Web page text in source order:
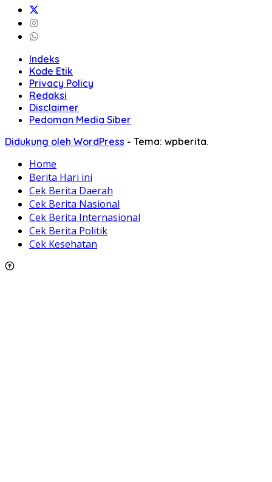
Indeks
Kode Etik
Privacy Policy
Redaksi
Disclaimer
Pedoman Media Siber
Didukung oleh WordPress - Tema: wpberita.
Home
Berita Hari ini
Cek Berita Daerah
Cek Berita Nasional
Cek Berita Internasional
Cek Berita Politik
Cek Kesehatan